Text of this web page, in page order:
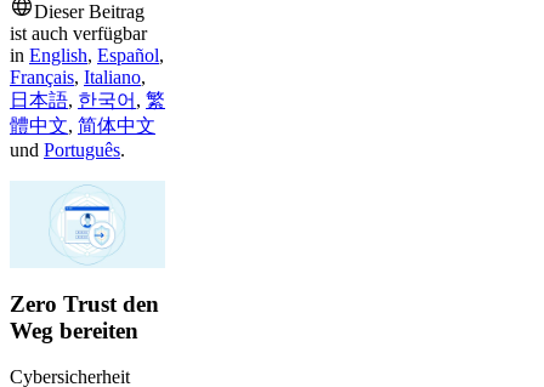
Dieser Beitrag
ist auch verfügbar
in English, Español,
Français, Italiano,
日本語, 한국어 , 繁
體中文, 简体中文
und Português.
Zero Trust den
Weg bereiten
Cybersicherheit